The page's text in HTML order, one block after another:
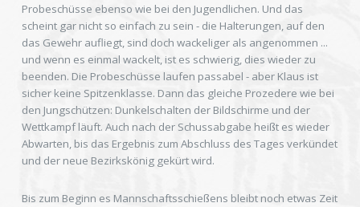
Probeschüsse ebenso wie bei den Jugendlichen. Und das
scheint gar nicht so einfach zu sein - die Halterungen, auf den
das Gewehr aufliegt, sind doch wackeliger als angenommen ...
und wenn es einmal wackelt, ist es schwierig, dies wieder zu
beenden. Die Probeschüsse laufen passabel - aber Klaus ist
sicher keine Spitzenklasse. Dann das gleiche Prozedere wie bei
den Jungschützen: Dunkelschalten der Bildschirme und der
Wettkampf läuft. Auch nach der Schussabgabe heißt es wieder
Abwarten, bis das Ergebnis zum Abschluss des Tages verkündet
und der neue Bezirkskönig gekürt wird.
Bis zum Beginn es Mannschaftsschießens bleibt noch etwas Zeit